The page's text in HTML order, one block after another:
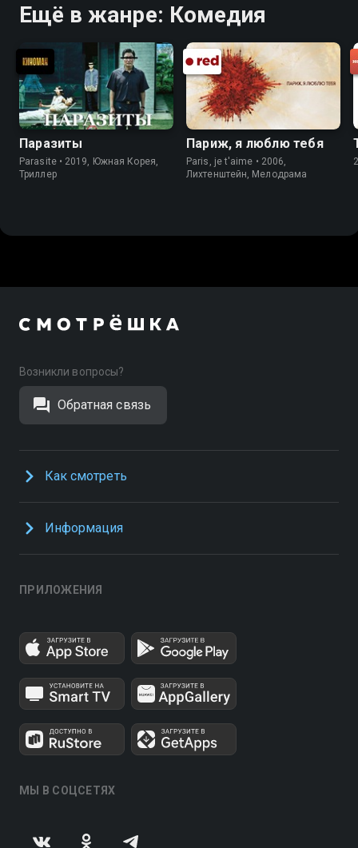
Ещё в жанре: Комедия
Паразиты
Parasite • 2019, Южная Корея,
Триллер
Париж, я люблю тебя
Paris, je t'aime • 2006,
Лихтенштейн, Мелодрама
Возникли вопросы?
Обратная связь
Как смотреть
Информация
ПРИЛОЖЕНИЯ
МЫ В СОЦСЕТЯХ